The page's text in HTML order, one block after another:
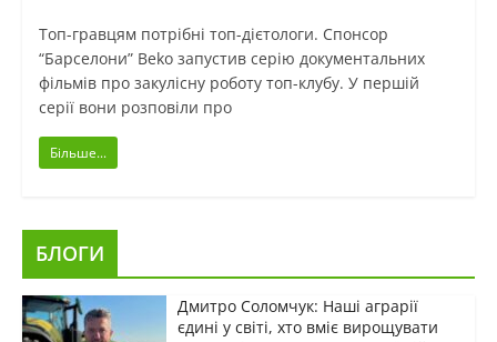
Топ-гравцям потрібні топ-дієтологи. Спонсор
“Барселони” Beko запустив серію документальних
фільмів про закулісну роботу топ-клубу. У першій
серії вони розповіли про
Більше...
БЛОГИ
Дмитро Соломчук: Наші аграрії
єдині у світі, хто вміє вирощувати